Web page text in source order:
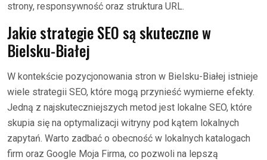
strony, responsywność oraz struktura URL.
Jakie strategie SEO są skuteczne w
Bielsku-Białej
W kontekście pozycjonowania stron w Bielsku-Białej istnieje
wiele strategii SEO, które mogą przynieść wymierne efekty.
Jedną z najskuteczniejszych metod jest lokalne SEO, które
skupia się na optymalizacji witryny pod kątem lokalnych
zapytań. Warto zadbać o obecność w lokalnych katalogach
firm oraz Google Moja Firma, co pozwoli na lepszą